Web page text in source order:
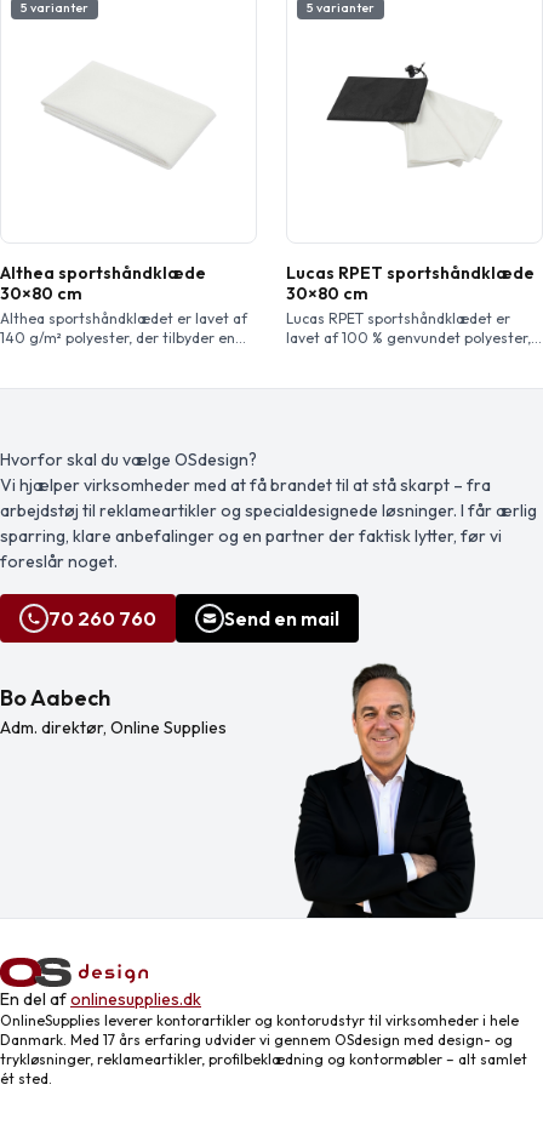
bandage (4 meter x 6 cm), 2 tørre
vatpinde (5 x 5 cm), 6 hudrensende
96 x 96 cm), 1 klæbende tape (1,25 cm
x 5 meter), 1 par handsker […]
5 varianter
Althea sportshåndklæde
30×80 cm
Althea sportshåndklædet er lavet af
140 g/m² polyester, der tilbyder en
hvilket giver den perfekte balance
mellem bærbarhed og funktionalitet.
5 varianter
Lucas RPET sportshåndklæde
30×80 cm
Lucas RPET sportshåndklædet er
lavet af 100 % genvundet polyester,
praktisk plastiksnor til at fastgøre
både håndklædet og posen, hvilket
gør det nemt at […]
Hvorfor skal du vælge OSdesign?
Vi hjælper virksomheder med at få brandet til at stå skarpt – fra
arbejdstøj til reklameartikler og specialdesignede løsninger. I får ærlig
sparring, klare anbefalinger og en partner der faktisk lytter, før vi
foreslår noget.
70 260 760 Send en mail
Bo Aabech
Adm. direktør, Online Supplies
En del afonlinesupplies.dk
OnlineSupplies leverer kontorartikler og kontorudstyr til virksomheder i hele
Danmark. Med 17 års erfaring udvider vi gennem OSdesign med design- og
trykløsninger, reklameartikler, profilbeklædning og kontormøbler – alt samlet
ét sted.